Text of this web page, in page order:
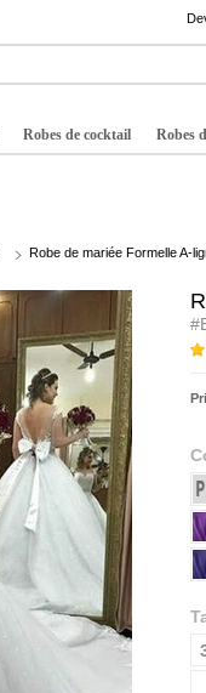
Robes de cocktail Robes
Robe de mariée Formelle A-